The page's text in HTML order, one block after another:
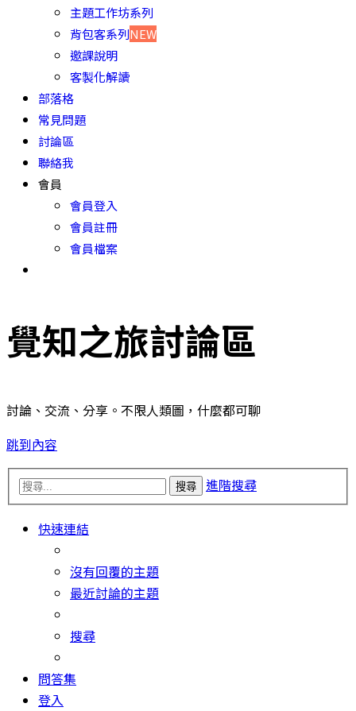
主題工作坊系列
背包客系列NEW
邀課說明
客製化解讀
部落格
常見問題
討論區
聯絡我
會員
會員登入
會員註冊
會員檔案
覺知之旅討論區
討論、交流、分享。不限人類圖，什麼都可聊
跳到內容
搜尋 進階搜尋
快速連結
沒有回覆的主題
最近討論的主題
搜尋
問答集
登入